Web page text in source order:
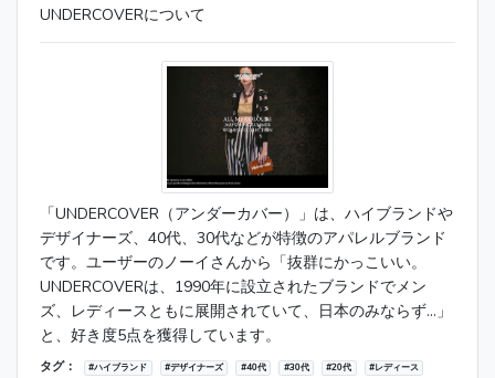
UNDERCOVERについて
「UNDERCOVER（アンダーカバー）」は、ハイブランドや
デザイナーズ、40代、30代などが特徴のアパレルブランド
です。ユーザーのノーイさんから「抜群にかっこいい。
UNDERCOVERは、1990年に設立されたブランドでメン
ズ、レディースともに展開されていて、日本のみならず...」
と、好き度5点を獲得しています。
タグ： #ハイブランド #デザイナーズ #40代 #30代 #20代
#レディース